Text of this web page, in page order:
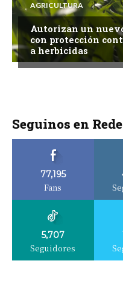
AGRICULTURA
Autorizan un
con protección
a herbicidas
Seguinos en
77,195
Fans
5,707
Seguidores